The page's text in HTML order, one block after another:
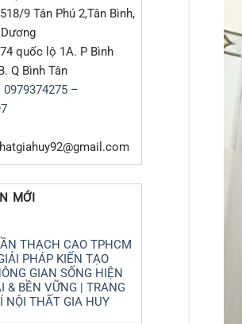
9 Tân Phú 2,Tân Bình,
quốc lộ 1A. P Bình
Q Bình Tân
0979374275 –
MỚI
THẠCH CAO TPHCM
PHÁP KIẾN TẠO
GIAN SỐNG HIỆN
& BỀN VỮNG | TRANG
NỘI THẤT GIA HUY